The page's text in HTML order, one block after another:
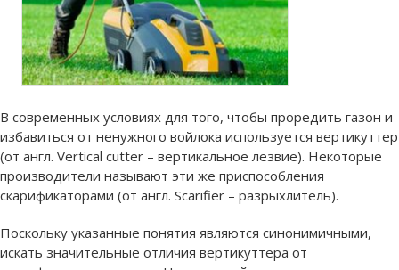
В современных условиях для того, чтобы проредить газон и
избавиться от ненужного войлока используется вертикуттер
(от англ. Vertical cutter – вертикальное лезвие). Некоторые
производители называют эти же приспособления
скарификаторами (от англ. Scarifier – разрыхлитель).
Поскольку указанные понятия являются синонимичными,
искать значительные отличия вертикуттера от